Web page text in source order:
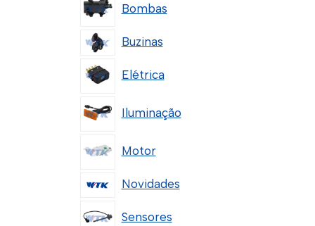
Bombas
Buzinas
Elétrica
Iluminação
Motor
Novidades
Sensores